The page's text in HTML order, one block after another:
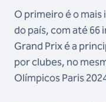
O primeiro é o
do país, com até
Grand Prix é a
por clubes, no
Olímpicos Paris